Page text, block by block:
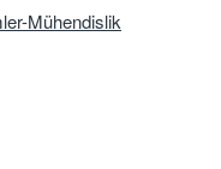
Mühendislik